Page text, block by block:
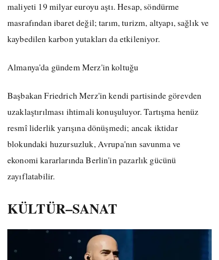
maliyeti 19 milyar euroyu aştı. Hesap, söndürme
masrafından ibaret değil; tarım, turizm, altyapı, sağlık ve
kaybedilen karbon yutakları da etkileniyor.
Almanya'da gündem Merz'in koltuğu
Başbakan Friedrich Merz'in kendi partisinde görevden
uzaklaştırılması ihtimali konuşuluyor. Tartışma henüz
resmî liderlik yarışına dönüşmedi; ancak iktidar
blokundaki huzursuzluk, Avrupa'nın savunma ve
ekonomi kararlarında Berlin'in pazarlık gücünü
zayıflatabilir.
KÜLTÜR–SANAT